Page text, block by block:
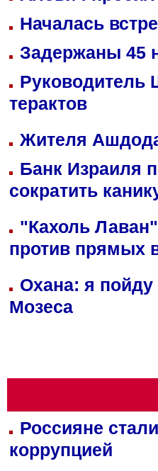
Началась
Задержаны 45
Руководитель
терактов
Жителя
Банк Израиля
сократить
"Кахоль
против прямых
Охана: я пойду
Мозеса
Россияне
коррупцией